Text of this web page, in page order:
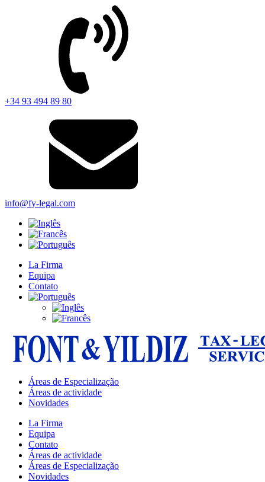
+34 93 494 89 80
info@fy-legal.com
La Firma
Equipa
Contato
Áreas de Especialização
Áreas de actividade
Novidades
La Firma
Equipa
Contato
Áreas de actividade
Áreas de Especialização
Novidades